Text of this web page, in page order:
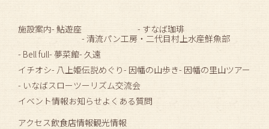
施設案内- 鮎遊座
- 清流パン工房
- すなば珈琲
・二代目村上水産鮮魚部
- Bell full- 夢菜館- 久遠
イチオシ- 八上姫伝説めぐり- 因幡の山歩き- 因幡の里山ツアー
- いなばスローツーリズム交流会
イベント情報お知らせよくある質問
アクセス飲食店情報観光情報